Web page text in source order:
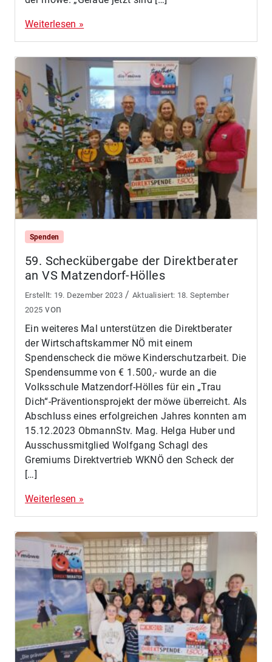
Weiterlesen »
Spenden
59. Scheckübergabe der Direktberater
an VS Matzendorf-Hölles
19. Dezember 2023 /
18. September
2025 von
Ein weiteres Mal unterstützen die Direktberater
der Wirtschaftskammer NÖ mit einem
Spendenscheck die möwe Kinderschutzarbeit. Die
Spendensumme von € 1.500,- wurde an die
Volksschule Matzendorf-Hölles für ein „Trau
Dich“-Präventionsprojekt der möwe überreicht. Als
Abschluss eines erfolgreichen Jahres konnten am
15.12.2023 ObmannStv. Mag. Helga Huber und
Ausschussmitglied Wolfgang Schagl des
Gremiums Direktvertrieb WKNÖ den Scheck der
[…]
Weiterlesen »